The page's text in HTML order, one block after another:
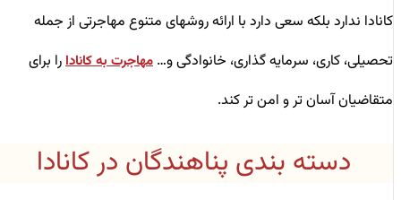
کانادا ندارد بلکه سعی دارد با ارائه روشهای متنوع مهاجرتی از جمله
تحصیلی، کاری، سرمایه گذاری، خانوادگی و…مهاجرت به کانادارا برای
متقاضیان آسان تر و امن تر کند.
دسته‌ بندی‌ پناهندگان در کانادا